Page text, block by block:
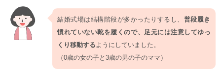
結婚式場は結構階段が多かったりするし、 普段履き
慣れていない靴を履くので、足元には注意してゆっ
くり移動する ようにしていました。
（0歳の女の子と3歳の男の子のママ）